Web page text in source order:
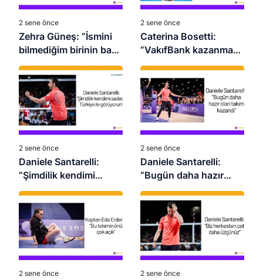
2 sene önce
Zehra Güneş: “İsmini
bilmediğim birinin bana
baskı yaratmasına izin
vermiyorum”
2 sene önce
Caterina Bosetti:
“VakıfBank kazanmaya
alışkın bir kulüp”
2 sene önce
Daniele Santarelli:
“Şimdilik kendimi
sadece Türkiye ile
görüyorum”
2 sene önce
Daniele Santarelli:
“Bugün daha hazır
olan takım kazandı”
2 sene önce 2 sene önce